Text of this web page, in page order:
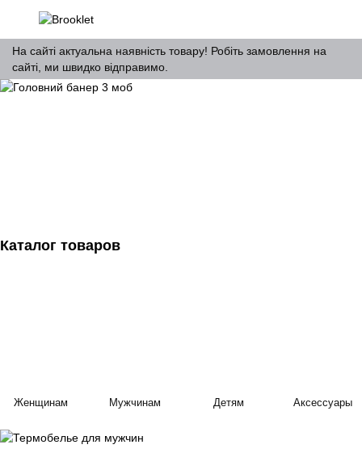
На сайті актуальна наявність товару! Робіть замовлення на
сайті, ми швидко відправимо.
Каталог товаров
Женщинам Мужчинам Детям Аксессуары